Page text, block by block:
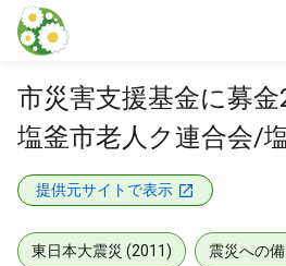
本文に飛ぶ
市災害支援基金に募
塩釜市老人ク連合会/
提供元サイトで表示
東日本大震災 (2011) 震災への備